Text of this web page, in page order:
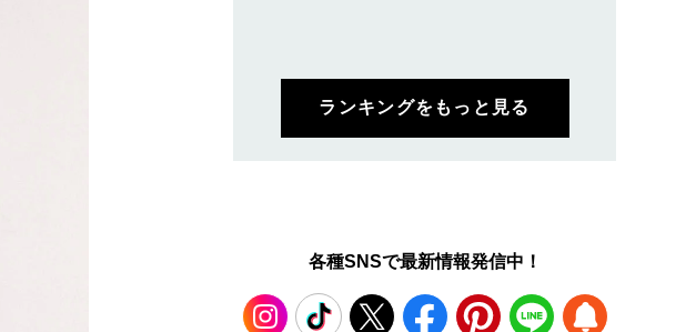
ランキングをもっと見る
各種SNSで最新情報発信中！